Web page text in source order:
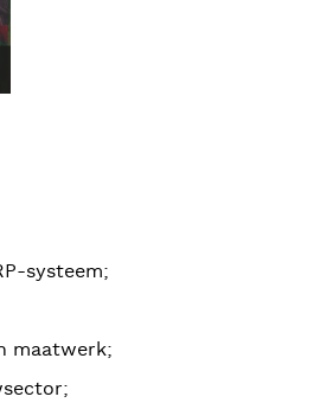
systeem;
maatwerk;